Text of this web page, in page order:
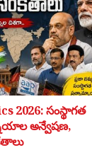
2026: సంస్థాగత
అన్వేషణ,